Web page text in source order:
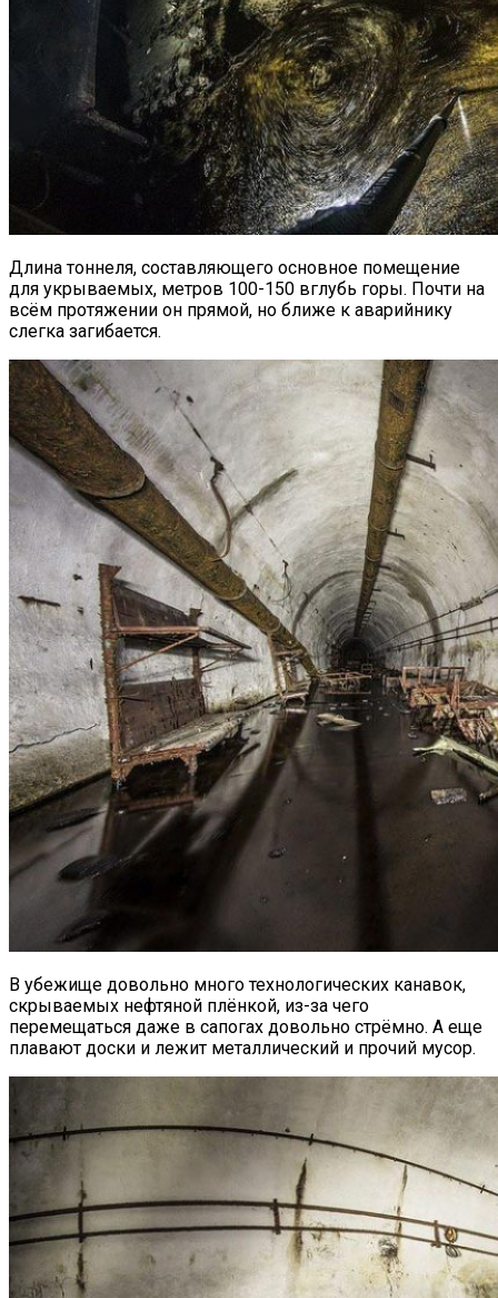
Длина тоннеля, составляющего основное помещение
для укрываемых, метров 100-150 вглубь горы. Почти на
всём протяжении он прямой, но ближе к аварийнику
слегка загибается.
В убежище довольно много технологических канавок,
скрываемых нефтяной плёнкой, из-за чего
перемещаться даже в сапогах довольно стрёмно. А еще
плавают доски и лежит металлический и прочий мусор.